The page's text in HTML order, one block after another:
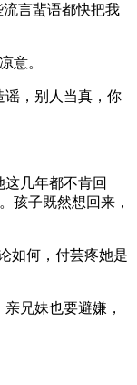
流言蜚语都快把我
意。
谣，别人当真，你
几年都不肯回
孩子既然想回来，
如何，付芸疼她是
兄妹也要避嫌，